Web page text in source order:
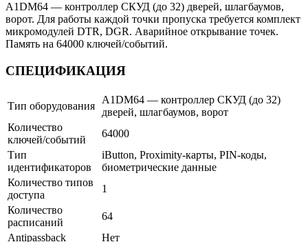
A1DM64 — контроллер СКУД (до 32) дверей, шлагбаумов,
ворот. Для работы каждой точки пропуска требуется комплект
микромодулей DTR, DGR. Аварийное открывание точек.
Память на 64000 ключей/событий.
СПЕЦИФИКАЦИЯ
Тип оборудования
A1DM64 — контроллер СКУД (до 32)
дверей, шлагбаумов, ворот
Количество
ключей/событий
64000
Тип
идентификаторов
iButton, Proximity-карты, PIN-коды,
биометрические данные
Количество типов
доступа
1
Количество
расписаний
64
Antipassback
Нет